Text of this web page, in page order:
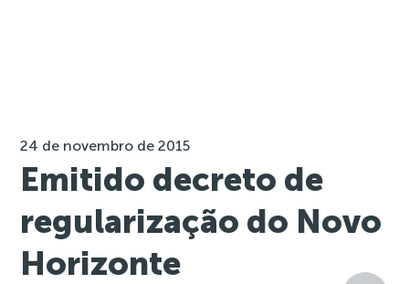
24 de novembro de 2015
Emitido decreto de
regularização do Novo
Horizonte